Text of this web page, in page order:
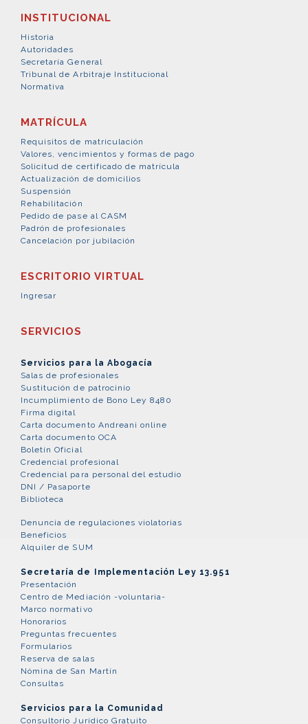
INSTITUCIONAL
Historia
Autoridades
Secretaría General
Tribunal de Arbitraje Institucional
Normativa
MATRÍCULA
Requisitos de matriculación
Valores, vencimientos y formas de pago
Solicitud de certificado de matrícula
Actualización de domicilios
Suspensión
Rehabilitación
Pedido de pase al CASM
Padrón de profesionales
Cancelación por jubilación
ESCRITORIO VIRTUAL
Ingresar
SERVICIOS
Servicios para la Abogacía
Salas de profesionales
Sustitución de patrocinio
Incumplimiento de Bono Ley 8480
Firma digital
Carta documento Andreani online
Carta documento OCA
Boletín Oficial
Credencial profesional
Credencial para personal del estudio
DNI / Pasaporte
Biblioteca
Denuncia de regulaciones violatorias
Beneficios
Alquiler de SUM
Secretaría de Implementación Ley 13.951
Presentación
Centro de Mediación -voluntaria-
Marco normativo
Honorarios
Preguntas frecuentes
Formularios
Reserva de salas
Nómina de San Martín
Consultas
Servicios para la Comunidad
Consultorio Jurídico Gratuito